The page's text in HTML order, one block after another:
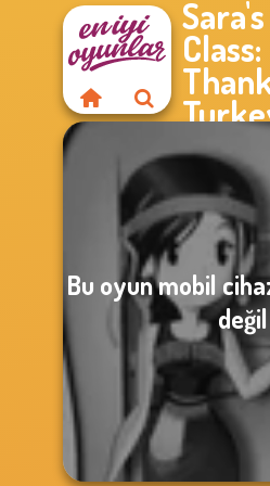
Class:
Bu oyun mobil
değil